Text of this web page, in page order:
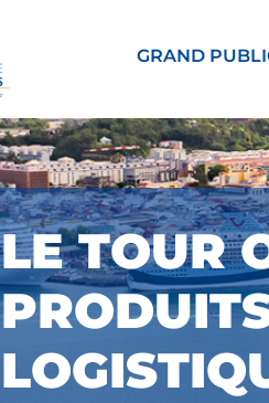
GRAND
LE TOUR